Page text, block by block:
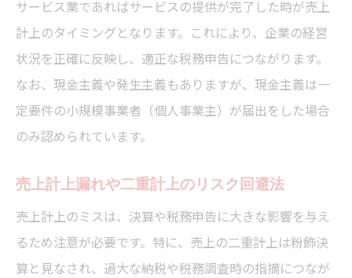
サービス業であればサービスの提供が完了した時が売上
計上のタイミングとなります。これにより、企業の経営
状況を正確に反映し、適正な税務申告につながります。
なお、現金主義や発生主義もありますが、現金主義は一
定要件の小規模事業者（個人事業主）が届出をした場合
のみ認められています。
売上計上漏れや二重計上のリスク回避法
売上計上のミスは、決算や税務申告に大きな影響を与え
るため注意が必要です。特に、売上の二重計上は粉飾決
算と見なされ、過大な納税や税務調査時の指摘につなが